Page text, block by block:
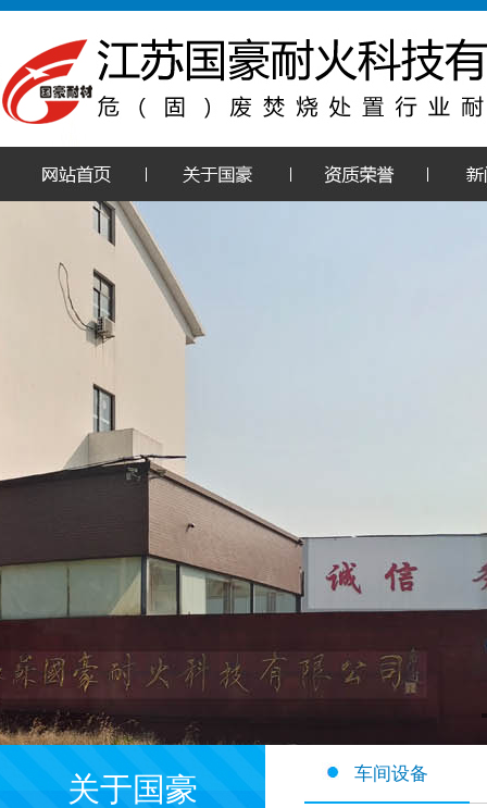
关于国豪 车间设备